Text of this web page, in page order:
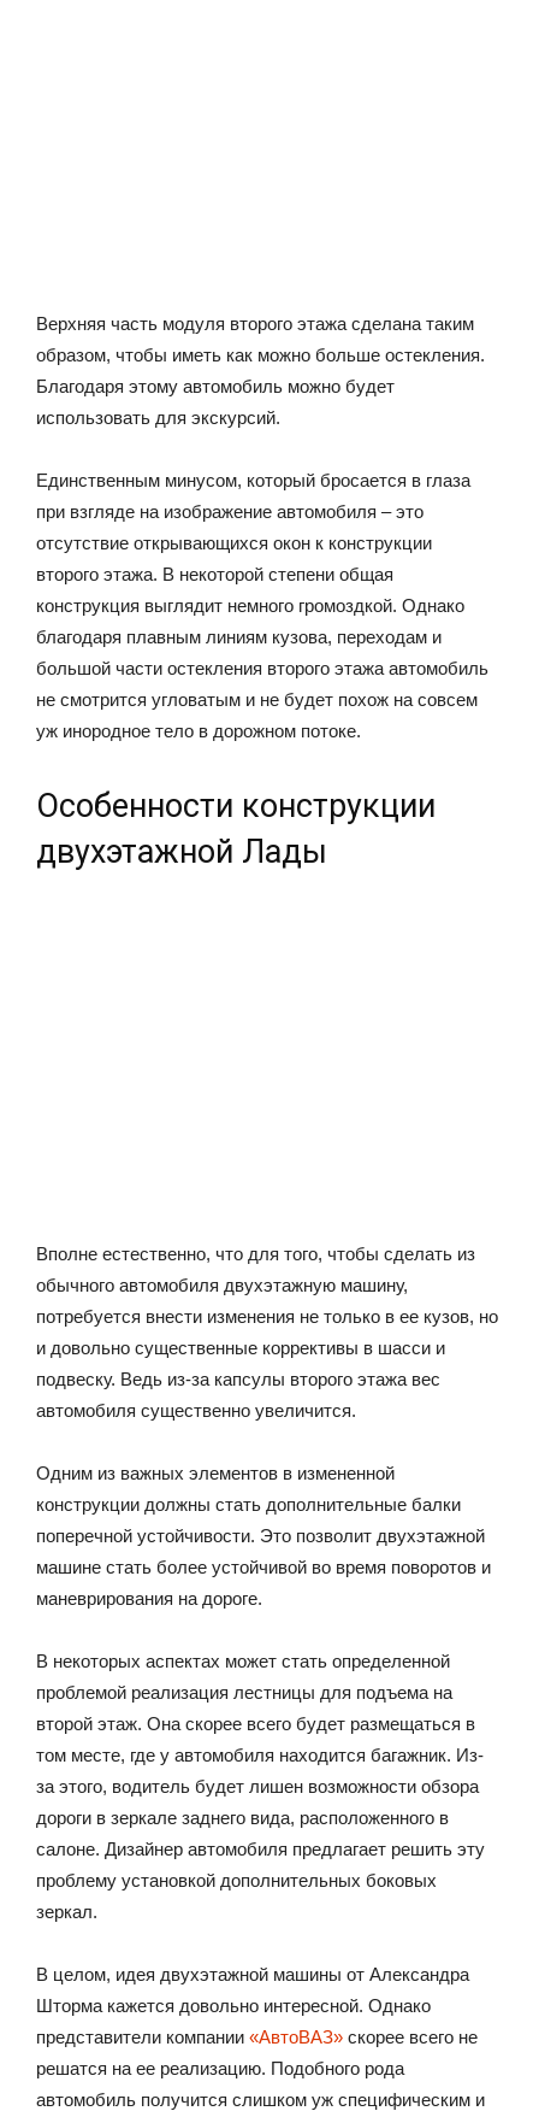
Верхняя часть модуля второго этажа сделана таким
образом, чтобы иметь как можно больше остекления.
Благодаря этому автомобиль можно будет
использовать для экскурсий.
Единственным минусом, который бросается в глаза
при взгляде на изображение автомобиля – это
отсутствие открывающихся окон к конструкции
второго этажа. В некоторой степени общая
конструкция выглядит немного громоздкой. Однако
благодаря плавным линиям кузова, переходам и
большой части остекления второго этажа автомобиль
не смотрится угловатым и не будет похож на совсем
уж инородное тело в дорожном потоке.
Особенности конструкции
двухэтажной Лады
Вполне естественно, что для того, чтобы сделать из
обычного автомобиля двухэтажную машину,
потребуется внести изменения не только в ее кузов, но
и довольно существенные коррективы в шасси и
подвеску. Ведь из-за капсулы второго этажа вес
автомобиля существенно увеличится.
Одним из важных элементов в измененной
конструкции должны стать дополнительные балки
поперечной устойчивости. Это позволит двухэтажной
машине стать более устойчивой во время поворотов и
маневрирования на дороге.
В некоторых аспектах может стать определенной
проблемой реализация лестницы для подъема на
второй этаж. Она скорее всего будет размещаться в
том месте, где у автомобиля находится багажник. Из-
за этого, водитель будет лишен возможности обзора
дороги в зеркале заднего вида, расположенного в
салоне. Дизайнер автомобиля предлагает решить эту
проблему установкой дополнительных боковых
зеркал.
В целом, идея двухэтажной машины от Александра
Шторма кажется довольно интересной. Однако
представители компании «АвтоВАЗ» скорее всего не
решатся на ее реализацию. Подобного рода
автомобиль получится слишком уж специфическим и